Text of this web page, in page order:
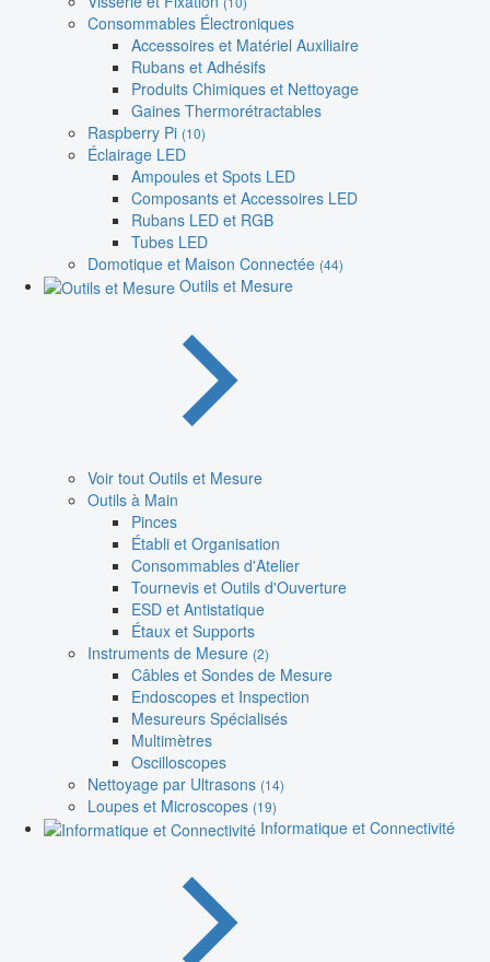
Consommables Électroniques
Accessoires et Matériel Auxiliaire
Rubans et Adhésifs
Produits Chimiques et Nettoyage
Gaines Thermorétractables
Raspberry Pi (10)
Éclairage LED
Ampoules et Spots LED
Composants et Accessoires LED
Rubans LED et RGB
Tubes LED
Domotique et Maison Connectée (44)
Outils et Mesure
Voir tout Outils et Mesure
Outils à Main
Pinces
Établi et Organisation
Consommables d'Atelier
Tournevis et Outils d'Ouverture
ESD et Antistatique
Étaux et Supports
Instruments de Mesure (2)
Câbles et Sondes de Mesure
Endoscopes et Inspection
Mesureurs Spécialisés
Multimètres
Oscilloscopes
Nettoyage par Ultrasons (14)
Loupes et Microscopes (19)
Informatique et Connectivité